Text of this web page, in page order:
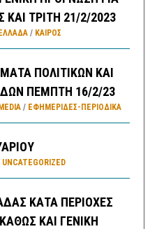
ΤΡΙΤΗ 21/2/2023
/ ΚΑΙΡΌΣ
ΠΟΛΙΤΙΚΩΝ ΚΑΙ
ΠΕΜΠΤΗ 16/2/23
/ ΕΦΗΜΕΡΊΔΕΣ-ΠΕΡΙΟΔΙΚΆ
UNCATEGORIZED
ΚΑΤΑ ΠΕΡΙΟΧΕΣ
ΚΑΙ ΓΕΝΙΚΗ